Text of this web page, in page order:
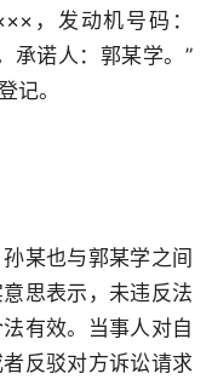
，发动机号码：
承诺人：郭某学。”
记。
某也与郭某学之间
思表示，未违反法
有效。当事人对自
反驳对方诉讼请求